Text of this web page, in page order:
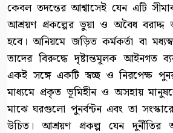
কেবল তদন্তের আশ্বাসেই যেন এটি
আশ্রয়ণ প্রকল্পের ভুয়া ও অবৈধ বরাদ্দ
হবে। অনিয়মে জড়িত কর্মকর্তা বা
তাদের বিরুদ্ধে দৃষ্টান্তমূলক আইনগত
একই সঙ্গে একটি স্বচ্ছ ও নিরপেক্ষ
মাধ্যমে প্রকৃত ভূমিহীন ও অসহায়
মাঝে ঘরগুলো পুনর্বন্টন এবং তা
উচিত। আশ্রয়ণ প্রকল্প যেন